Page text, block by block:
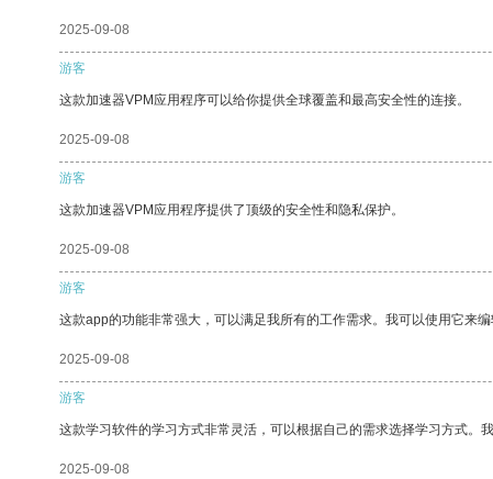
2025-09-08
游客
这款加速器VPM应用程序可以给你提供全球覆盖和最高安全性的连接。
2025-09-08
游客
这款加速器VPM应用程序提供了顶级的安全性和隐私保护。
2025-09-08
游客
这款app的功能非常强大，可以满足我所有的工作需求。我可以使用它来
2025-09-08
游客
这款学习软件的学习方式非常灵活，可以根据自己的需求选择学习方式。
2025-09-08